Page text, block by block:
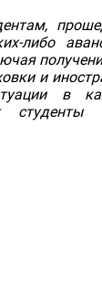
либо
и
в
студенты